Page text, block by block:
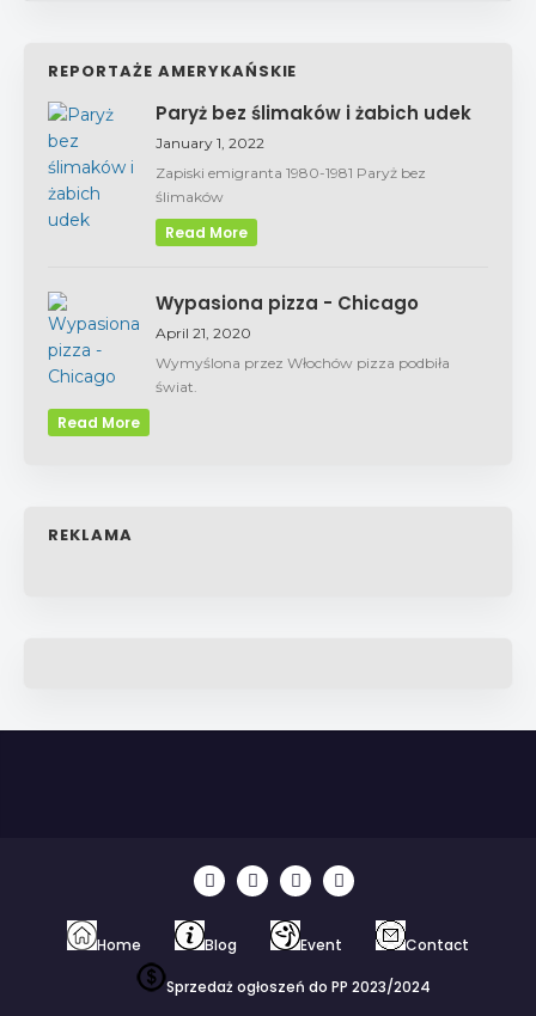
REPORTAŻE AMERYKAŃSKIE
Paryż bez ślimaków i żabich udek
January 1, 2022
Zapiski emigranta 1980-1981 Paryż bez
ślimaków
Read More
Wypasiona pizza - Chicago
April 21, 2020
Wymyślona przez Włochów pizza podbiła
świat.
Read More
REKLAMA
Home Blog Event Contact
Sprzedaż ogłoszeń do PP 2023/2024